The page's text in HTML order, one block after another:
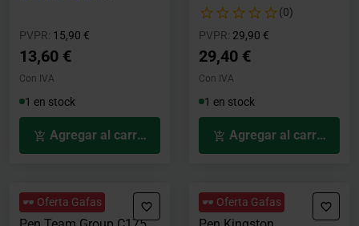
PVPR: Precio rebajado desde
15,90 €
13,60 €
Con IVA
1 en stock
Agregar al carrito
(0)
PVPR: Precio rebajado desde
29,90 €
29,40 €
Con IVA
1 en stock
Agregar al carrito
🕶️ Oferta Gafas 🕶️ Oferta Gafas